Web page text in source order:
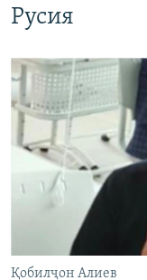
Русия
Қобилҷон Алиев